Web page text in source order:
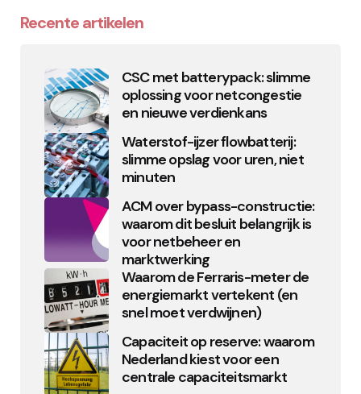
Recente artikelen
CSC met batterypack: slimme
oplossing voor netcongestie
en nieuwe verdienkans
Waterstof-ijzer flowbatterij:
slimme opslag voor uren, niet
minuten
ACM over bypass-constructie:
waarom dit besluit belangrijk is
voor netbeheer en
marktwerking
Waarom de Ferraris-meter de
energiemarkt vertekent (en
snel moet verdwijnen)
Capaciteit op reserve: waarom
Nederland kiest voor een
centrale capaciteitsmarkt